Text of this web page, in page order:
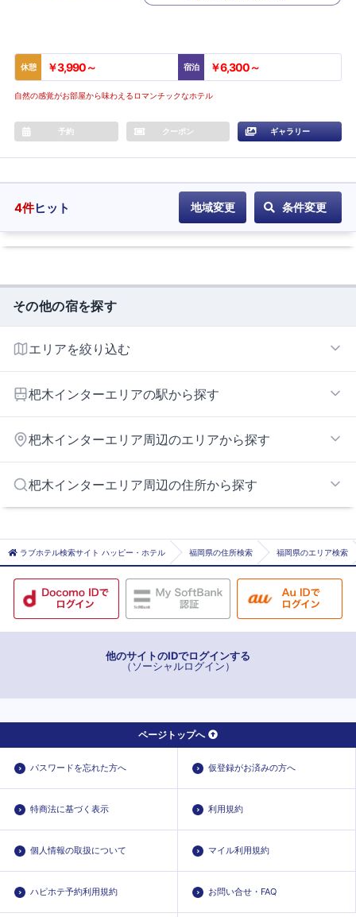
休憩 ￥3,990～ 宿泊 ￥6,300～
自然の感覚がお部屋から味わえるロマンチックなホテル
予約 クーポン ギャラリー
4件ヒット 地域変更 条件変更
その他の宿を探す
エリアを絞り込む
杷木インターエリアの駅から探す
杷木インターエリア周辺のエリアから探す
杷木インターエリア周辺の住所から探す
うきは市
三井郡大刀洗町
ラブホテル検索サイト ハッピー・ホテル 福岡県の住所検索 福岡県のエリア検索
他のサイトのIDでログインする
（ソーシャルログイン）
ページトップへ
パスワードを忘れた方へ 仮登録がお済みの方へ
特商法に基づく表示 利用規約
個人情報の取扱について マイル利用規約
ハピホテ予約利用規約 お問い合せ・FAQ